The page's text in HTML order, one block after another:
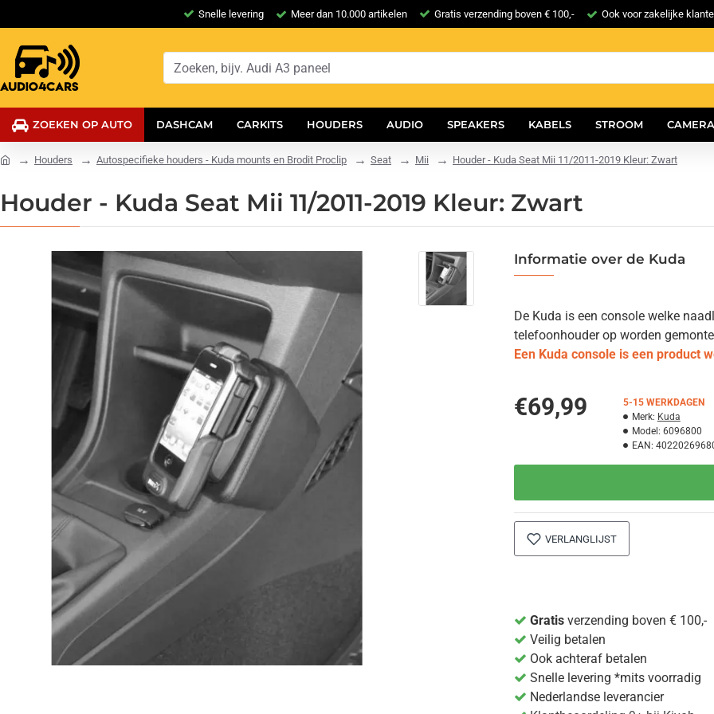
Snelle levering Meer dan 10.000 artikelen Gratis verzending boven € 100,- Ook voor zakelijke
ZOEKEN OP AUTO DASHCAM CARKITS HOUDERS AUDIO SPEAKERS KABELS STROOM
Houders Autospecifieke houders - Kuda mounts en Brodit Proclip Seat Mii Houder - Kuda Seat Mii 11/2011-2019 Kleur: Zwart
Houder - Kuda Seat Mii 11/2011-2019 Kleur: Zwart
Informatie over de Kuda
De Kuda is een console welke
telefoonhouder op worden
Een Kuda console is een product
€69,99
5-15 WERKDAGEN
Merk: Kuda
Model: 6096800
EAN:
VERLANGLIJST
Gratisverzending boven € 100,-
Veilig betalen
Ook achteraf betalen
Snelle levering *mits voorradig
Nederlandse leverancier